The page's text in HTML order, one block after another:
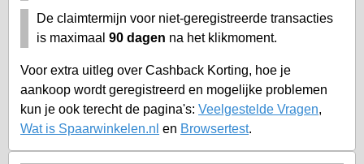
De claimtermijn voor niet-geregistreerde transacties
is maximaal 90 dagen na het klikmoment.
Voor extra uitleg over Cashback Korting, hoe je
aankoop wordt geregistreerd en mogelijke problemen
kun je ook terecht de pagina's: Veelgestelde Vragen,
Wat is Spaarwinkelen.nl en Browsertest.